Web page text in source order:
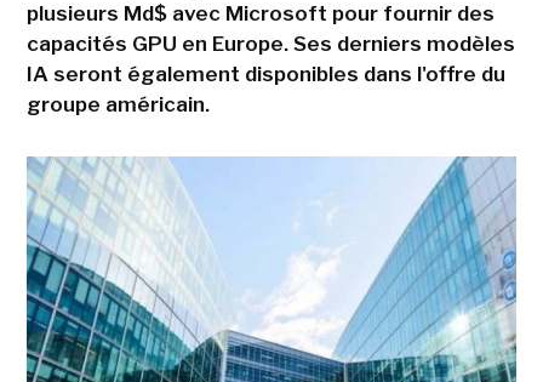
plusieurs Md$ avec Microsoft pour fournir des
capacités GPU en Europe. Ses derniers modèles
IA seront également disponibles dans l'offre du
groupe américain.